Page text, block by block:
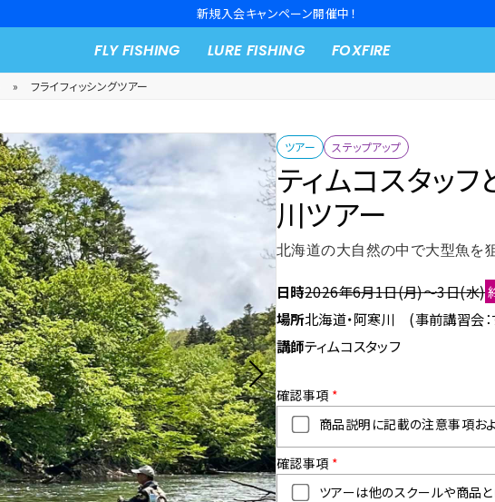
新規入会キャンペーン開催中！
FLY FISHING LURE FISHING FOXFIRE
» フライフィッシングツアー
ツアー ステップアップ
ティムコスタッ
川ツアー
北海道の大自然の中で大型魚を
日時2026年6月1日(月)～3日(水)
場所北海道・阿寒川 (事前講習会：
講師ティムコスタッフ
確認事項 *
商品説明に記載の注意事項お
確認事項 *
ツアーは他のスクールや商品